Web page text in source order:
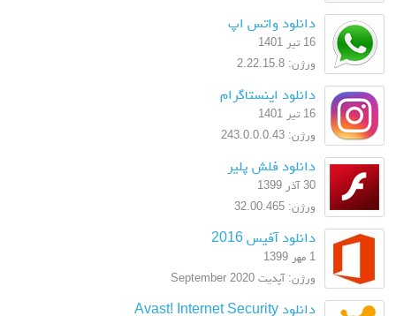
دانلود واتس اپ
16 تیر 1401
ورژن: 2.22.15.8
دانلود اینستاگرام
ورژن: 243.0.0.0.43
دانلود فلش پلیر
دانلود آفیس 2016
ورژن: آپدیت September 2020
دانلود Avast! Internet Security